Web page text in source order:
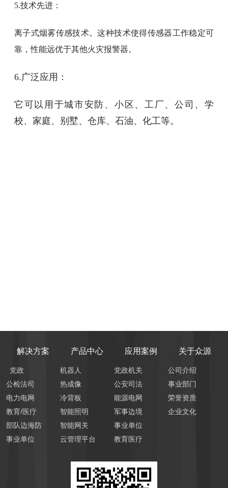
5.技术先进：
离子式烟雾传感技术。这种技术使得传感器工作稳定可
靠，性能远优于其他火灾报警器。
6.广泛应用：
它可以用于城市安防、小区、工厂、公司、学
校、家庭、别墅、仓库、石油、化工等。
解决方案
党政
公检法司
电力电网
教育/医疗
部队边海防
事业单位
产品中心
机器人
热成像
冷背板
智能照明
智能网关
云管理平台
应用案例
党政机关
公安司法
能源电网
军事边境
事业单位
教育医疗
关于众源
公司介绍
事业部门
荣誉资质
企业文化